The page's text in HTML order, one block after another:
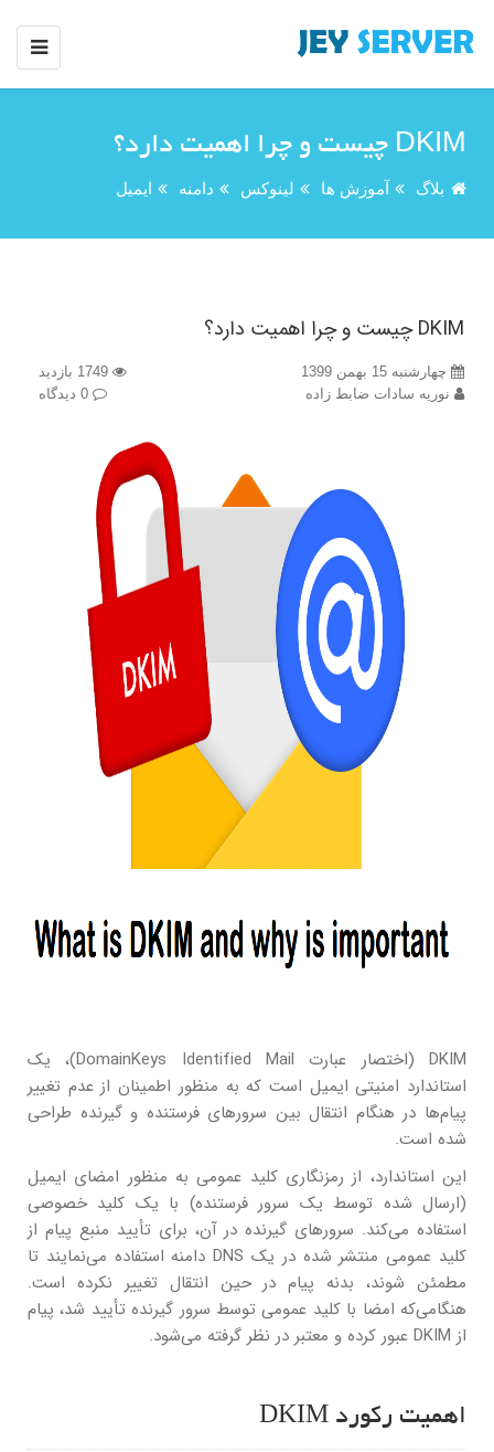
DKIM چیست و چرا اهمیت دارد؟
بلاگ آموزش ها لینوکس دامنه ایمیل
DKIM چیست و چرا اهمیت دارد؟
چهارشنبه 15 بهمن 1399
نوریه سادات ضابط زاده
DKIM (اختصار عبارت DomainKeys Identified Mail)، یک
استاندارد امنیتی ایمیل است که به منظور اطمینان از عدم تغییر
پیام‌ها در هنگام انتقال بین سرورهای فرستنده و گیرنده طراحی
شده است.
این استاندارد، از رمزنگاری کلید عمومی به منظور امضای ایمیل
(ارسال شده توسط یک سرور فرستنده) با یک کلید خصوصی
استفاده می‌کند. سرورهای گیرنده در آن، برای تأیید منبع پیام از
کلید عمومی منتشر شده در یک DNS دامنه استفاده می‌نمایند تا
مطمئن شوند، بدنه پیام در حین انتقال تغییر نکرده است.
هنگامی‌که امضا با کلید عمومی توسط سرور گیرنده تأیید شد، پیام
از DKIM عبور کرده و معتبر در نظر گرفته می‌شود.
اهمیت رکورد DKIM